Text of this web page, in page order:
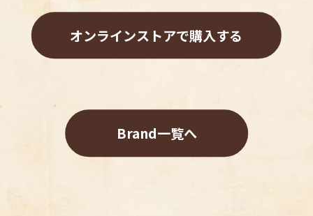
オンラインストアで購入する
Brand一覧へ